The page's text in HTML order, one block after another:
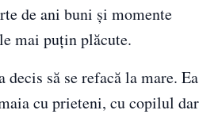
de ani buni și momente
mai puțin plăcute.
să se refacă la mare. Ea
cu prieteni, cu copilul dar